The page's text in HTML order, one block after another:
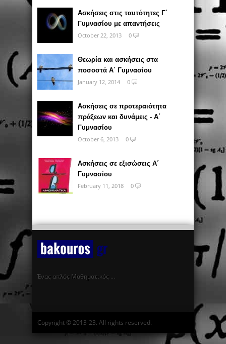
Ασκήσεις στις ταυτότητες Γ΄
Γυμνασίου με απαντήσεις
October 22, 2013
0
Θεωρία και ασκήσεις στα
ποσοστά Α΄ Γυμνασίου
January 12, 2014
0
Ασκήσεις σε προτεραιότητα
πράξεων και δυνάμεις - Α΄
Γυμνασίου
October 6, 2013
0
Ασκήσεις σε εξισώσεις Α΄
Γυμνασίου
February 11, 2018
0
Ένας απλός Μαθηματικός …
Copyright © 2013-23. All rights reserved.